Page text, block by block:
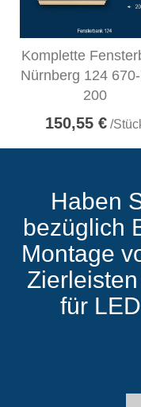
Komplette
Nürnberg 124
200
150,55 €/
Haben
bezüglich
Montage
für